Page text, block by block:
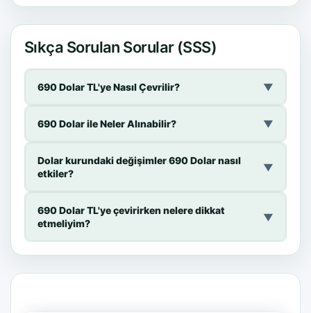
Sıkça Sorulan Sorular (SSS)
690 Dolar TL'ye Nasıl Çevrilir? ▼
690 Dolar ile Neler Alınabilir? ▼
Dolar kurundaki değişimler 690 Dolar nasıl
etkiler?
▼
690 Dolar TL'ye çevirirken nelere dikkat
etmeliyim?
▼